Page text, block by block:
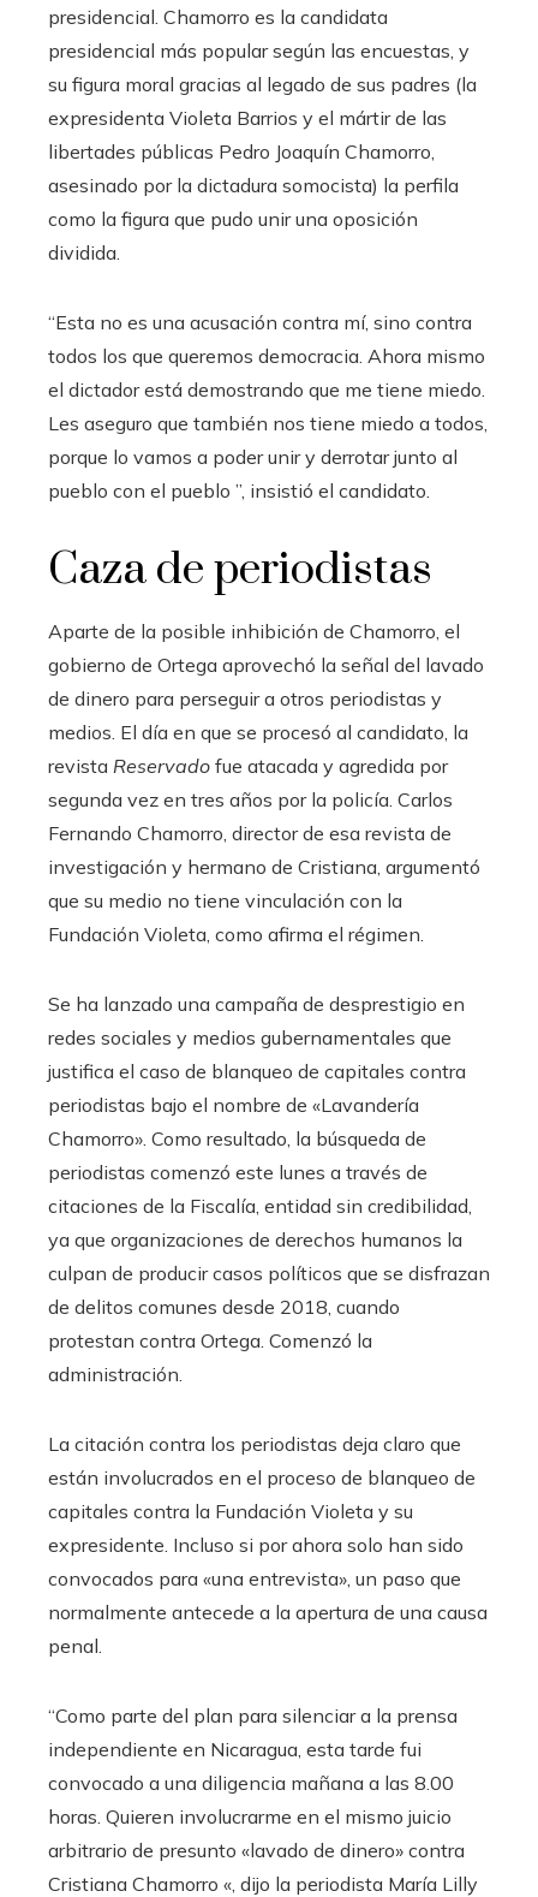
presidencial. Chamorro es la candidata
presidencial más popular según las encuestas, y
su figura moral gracias al legado de sus padres (la
expresidenta Violeta Barrios y el mártir de las
libertades públicas Pedro Joaquín Chamorro,
asesinado por la dictadura somocista) la perfila
como la figura que pudo unir una oposición
dividida.
“Esta no es una acusación contra mí, sino contra
todos los que queremos democracia. Ahora mismo
el dictador está demostrando que me tiene miedo.
Les aseguro que también nos tiene miedo a todos,
porque lo vamos a poder unir y derrotar junto al
pueblo con el pueblo ”, insistió el candidato.
Caza de periodistas
Aparte de la posible inhibición de Chamorro, el
gobierno de Ortega aprovechó la señal del lavado
de dinero para perseguir a otros periodistas y
medios. El día en que se procesó al candidato, la
revista Reservado fue atacada y agredida por
segunda vez en tres años por la policía. Carlos
Fernando Chamorro, director de esa revista de
investigación y hermano de Cristiana, argumentó
que su medio no tiene vinculación con la
Fundación Violeta, como afirma el régimen.
Se ha lanzado una campaña de desprestigio en
redes sociales y medios gubernamentales que
justifica el caso de blanqueo de capitales contra
periodistas bajo el nombre de «Lavandería
Chamorro». Como resultado, la búsqueda de
periodistas comenzó este lunes a través de
citaciones de la Fiscalía, entidad sin credibilidad,
ya que organizaciones de derechos humanos la
culpan de producir casos políticos que se disfrazan
de delitos comunes desde 2018, cuando
protestan contra Ortega. Comenzó la
administración.
La citación contra los periodistas deja claro que
están involucrados en el proceso de blanqueo de
capitales contra la Fundación Violeta y su
expresidente. Incluso si por ahora solo han sido
convocados para «una entrevista», un paso que
normalmente antecede a la apertura de una causa
penal.
“Como parte del plan para silenciar a la prensa
independiente en Nicaragua, esta tarde fui
convocado a una diligencia mañana a las 8.00
horas. Quieren involucrarme en el mismo juicio
arbitrario de presunto «lavado de dinero» contra
Cristiana Chamorro «, dijo la periodista María Lilly